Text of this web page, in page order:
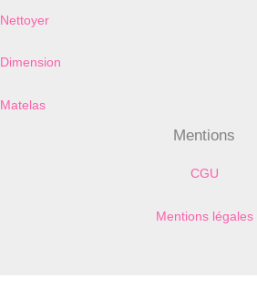
Nettoyer
Dimension
Matelas
Mentions
CGU
Mentions légales